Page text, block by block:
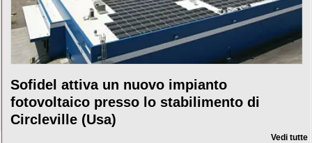
Sofidel attiva un nuovo impianto
fotovoltaico presso lo stabilimento di
Circleville (Usa)
Vedi tutte